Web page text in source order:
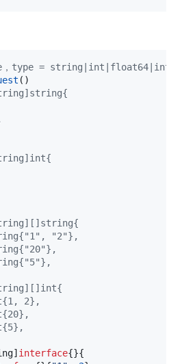
，type =
"2"},
2},
] interface{}{